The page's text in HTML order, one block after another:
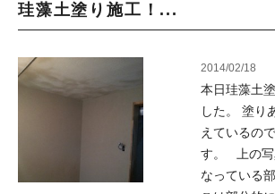
珪藻土塗り施工！...
2014/02/18
本日珪藻土
した。 塗り
えているの
す。 上の写
なっている